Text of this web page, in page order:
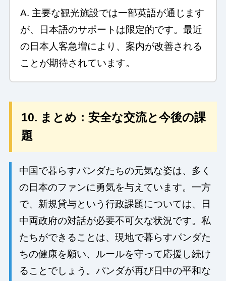
A. 主要な観光施設では一部英語が通じます
が、日本語のサポートは限定的です。最近
の日本人客急増により、案内が改善される
ことが期待されています。
10. まとめ：安全な交流と今後の課
題
中国で暮らすパンダたちの元気な姿は、多く
の日本のファンに勇気を与えています。一方
で、新規貸与という行政課題については、日
中両政府の対話が必要不可欠な状況です。私
たちができることは、現地で暮らすパンダた
ちの健康を願い、ルールを守って応援し続け
ることでしょう。パンダが再び日中の平和な